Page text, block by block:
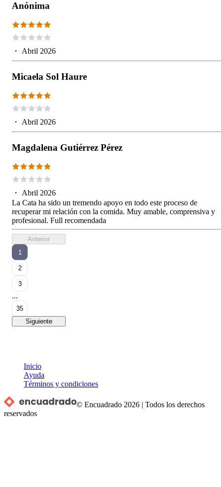
Anónima
・ Abril 2026
Micaela Sol Haure
・ Abril 2026
Magdalena Gutiérrez Pérez
・ Abril 2026
La Cata ha sido un tremendo apoyo en todo este proceso de
recuperar mi relación con la comida. Muy amable, comprensiva y
profesional. Full recomendada
Anterior
1
2
3
...
35
Siguiente
Inicio
Ayuda
Términos y condiciones
© Encuadrado 2026 |Todos los derechos
reservados